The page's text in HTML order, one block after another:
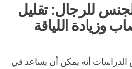
للرجال: تقليل
وزيادة اللياقة
أنه يمكن أن يساعد في